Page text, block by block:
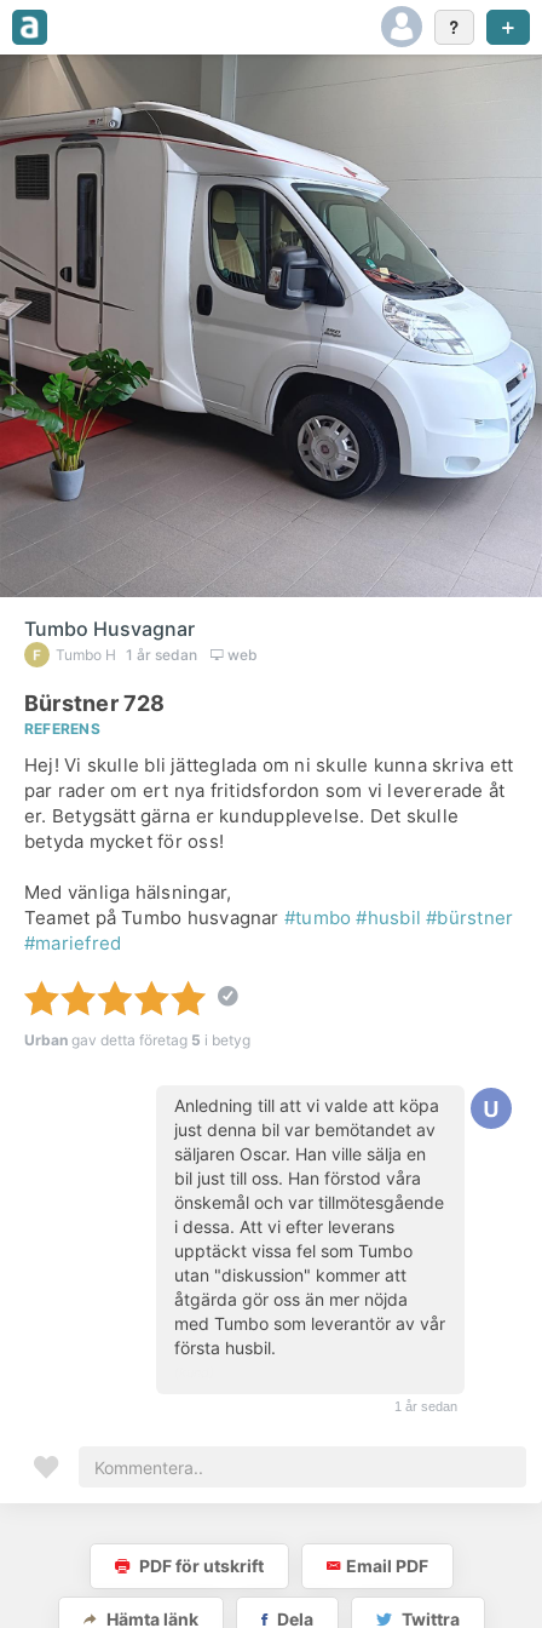
Tumbo Husvagnar
Tumbo H 1 år sedan web
Bürstner 728
REFERENS
Hej! Vi skulle bli jätteglada om ni skulle kunna skriva ett
par rader om ert nya fritidsfordon som vi levererade åt
er. Betygsätt gärna er kundupplevelse. Det skulle
betyda mycket för oss!
Med vänliga hälsningar,
Teamet på Tumbo husvagnar #tumbo #husbil #bürstner
#mariefred
Urban gav detta företag 5 i betyg
Anledning till att vi valde att köpa
just denna bil var bemötandet av
säljaren Oscar. Han ville sälja en
bil just till oss. Han förstod våra
önskemål och var tillmötesgående
i dessa. Att vi efter leverans
upptäckt vissa fel som Tumbo
utan "diskussion" kommer att
åtgärda gör oss än mer nöjda
med Tumbo som leverantör av vår
första husbil.
1 år sedan
PDF för utskrift Email PDF
Hämta länk Dela Twittra